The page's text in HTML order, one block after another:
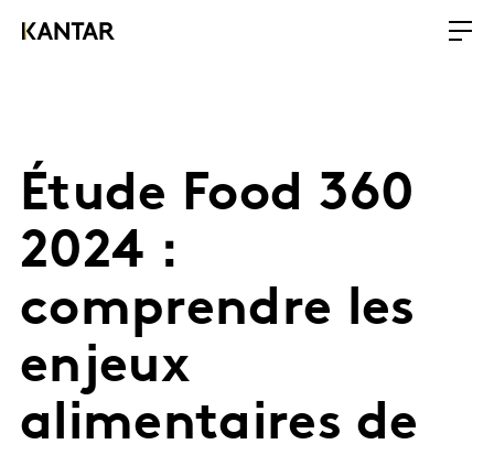
Étude Food 360
2024 :
comprendre les
enjeux
alimentaires de